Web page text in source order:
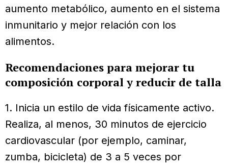
aumento metabólico, aumento en el sistema
inmunitario y mejor relación con los
alimentos.
Recomendaciones para mejorar tu
composición corporal y reducir de talla
1. Inicia un estilo de vida físicamente activo.
Realiza, al menos, 30 minutos de ejercicio
cardiovascular (por ejemplo, caminar,
zumba, bicicleta) de 3 a 5 veces por